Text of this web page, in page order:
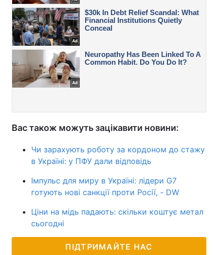
Вас також можуть зацікавити новини:
Чи зарахують роботу за кордоном до стажу
в Україні: у ПФУ дали відповідь
Імпульс для миру в Україні: лідери G7
готують нові санкції проти Росії, - DW
Ціни на мідь падають: скільки коштує метал
сьогодні
ПІДТРИМАЙТЕ НАС